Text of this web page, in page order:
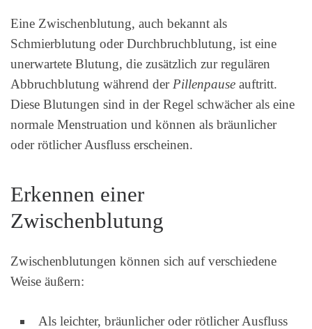
Eine Zwischenblutung, auch bekannt als
Schmierblutung oder Durchbruchblutung, ist eine
unerwartete Blutung, die zusätzlich zur regulären
Abbruchblutung während der Pillenpause auftritt.
Diese Blutungen sind in der Regel schwächer als eine
normale Menstruation und können als bräunlicher
oder rötlicher Ausfluss erscheinen.
Erkennen einer
Zwischenblutung
Zwischenblutungen können sich auf verschiedene
Weise äußern:
Als leichter, bräunlicher oder rötlicher Ausfluss